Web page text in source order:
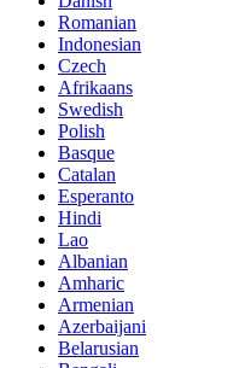
Romanian
Indonesian
Czech
Afrikaans
Swedish
Polish
Basque
Catalan
Esperanto
Hindi
Lao
Albanian
Amharic
Armenian
Azerbaijani
Belarusian